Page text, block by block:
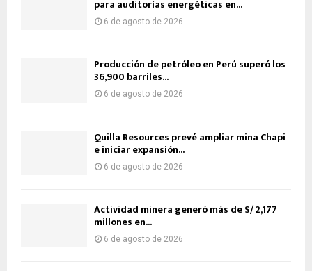
para auditorías energéticas en...
6 de agosto de 2026
Producción de petróleo en Perú superó los
36,900 barriles...
6 de agosto de 2026
Quilla Resources prevé ampliar mina Chapi
e iniciar expansión...
6 de agosto de 2026
Actividad minera generó más de S/ 2,177
millones en...
6 de agosto de 2026